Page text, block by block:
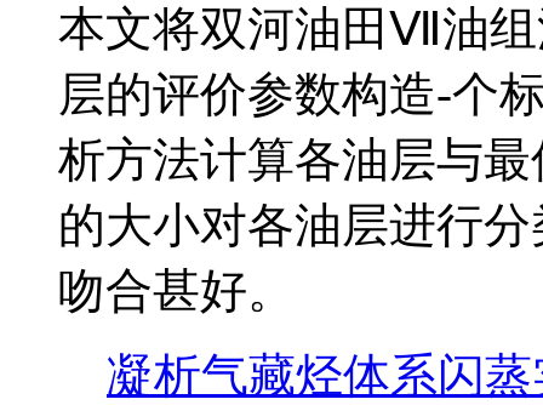
本文将双河油田Ⅶ油组
层的评价参数构造-个
析方法计算各油层与
的大小对各油层进行
吻合甚好。
凝析气藏烃体系闪